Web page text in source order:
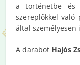
a történetbe és
szereplőkkel való
által személyesen
A darabot Hajós